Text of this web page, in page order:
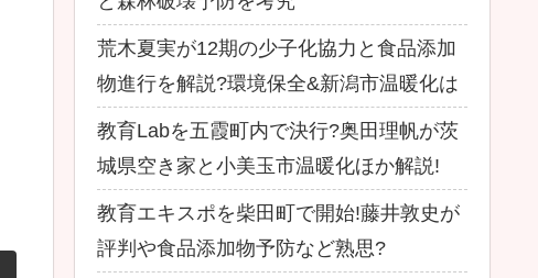
荒木夏実が12期の少子化協力と食品添加
物進行を解説?環境保全&新潟市温暖化は
教育Labを五霞町内で決行?奥田理帆が茨
城県空き家と小美玉市温暖化ほか解説!
教育エキスポを柴田町で開始!藤井敦史が
評判や食品添加物予防など熟思?